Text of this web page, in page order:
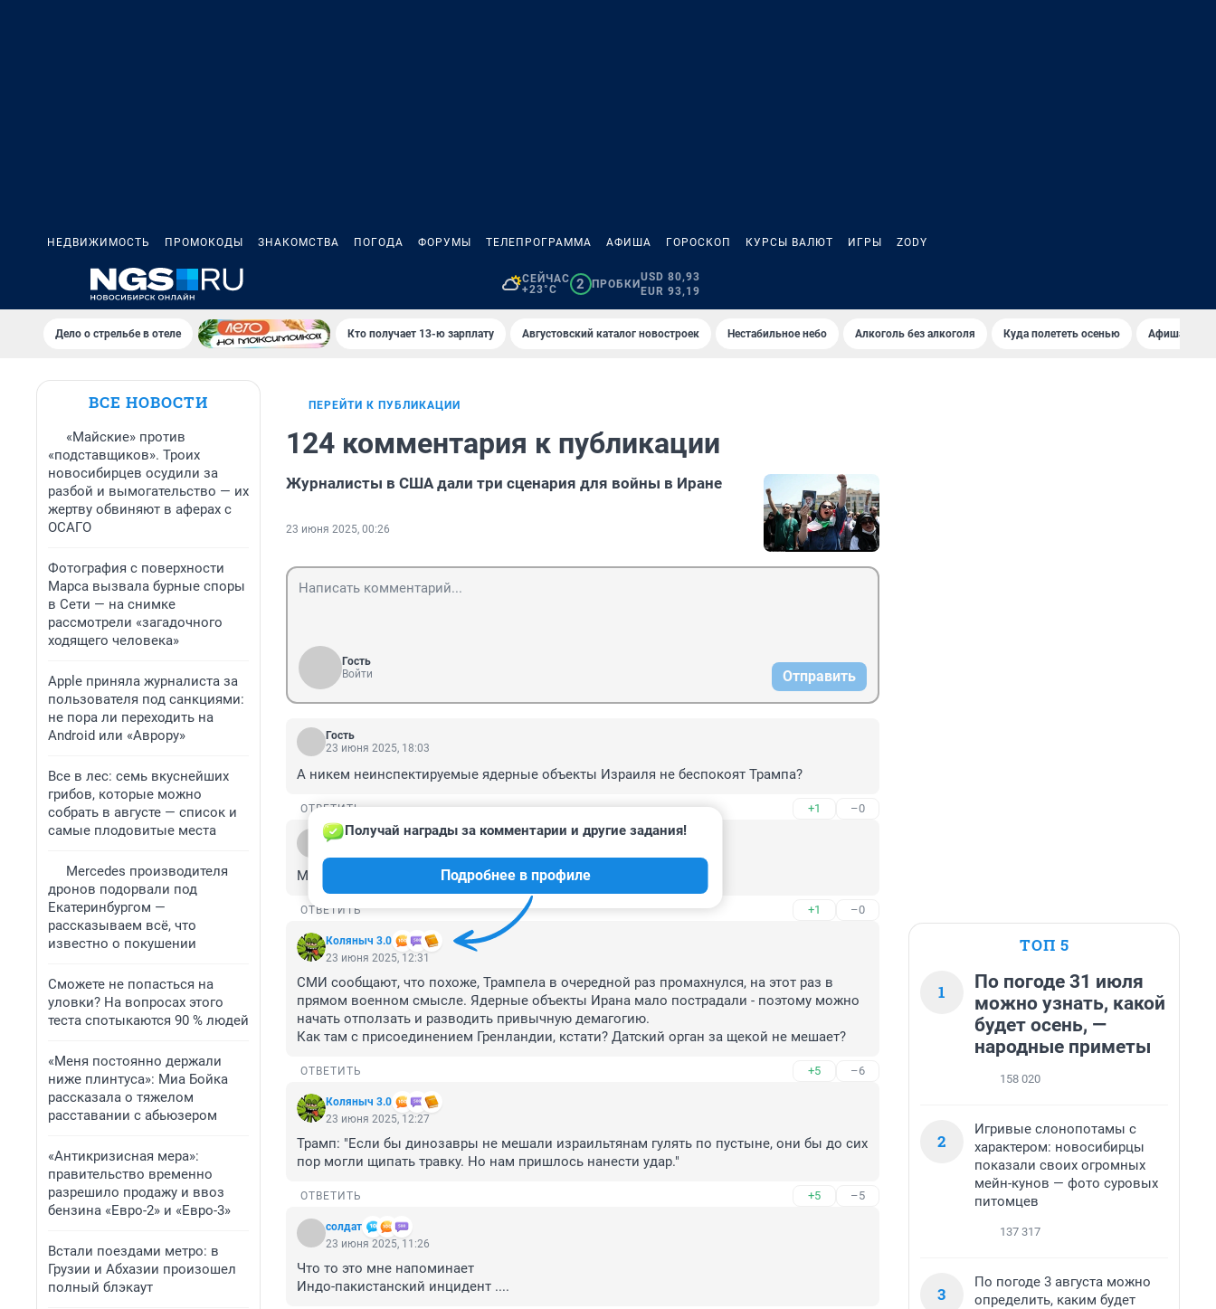
НЕДВИЖИМОСТЬ ПРОМОКОДЫ ЗНАКОМСТВА ПОГОДА ФОРУМЫ ТЕЛЕПРОГРАММА АФИША ГОРОСКОП КУРСЫ ВАЛЮТ ИГРЫ ZODY
СЕЙЧАС
+23°C
2 ПРОБКИ
USD 80,93
EUR 93,19
Дело о стрельбе в отеле Кто получает 13-ю зарплату Августовский каталог новостроек Нестабильное небо Алкоголь без алкоголя Куда полететь осенью Афиша на
ВСЕ НОВОСТИ
«Майские» против
«подставщиков». Троих
новосибирцев осудили за
разбой и вымогательство — их
жертву обвиняют в аферах с
ОСАГО
Фотография с поверхности
Марса вызвала бурные споры
в Сети — на снимке
рассмотрели «загадочного
ходящего человека»
Apple приняла журналиста за
пользователя под санкциями:
не пора ли переходить на
Android или «Аврору»
Все в лес: семь вкуснейших
грибов, которые можно
собрать в августе — список и
самые плодовитые места
Mercedes производителя
дронов подорвали под
Екатеринбургом —
рассказываем всё, что
известно о покушении
Сможете не попасться на
уловки? На вопросах этого
теста спотыкаются 90 % людей
«Меня постоянно держали
ниже плинтуса»: Миа Бойка
рассказала о тяжелом
расставании с абьюзером
«Антикризисная мера»:
правительство временно
разрешило продажу и ввоз
бензина «Евро-2» и «Евро-3»
Встали поездами метро: в
Грузии и Абхазии произошел
полный блэкаут
ПЕРЕЙТИ К ПУБЛИКАЦИИ
124 комментария к публикации
Журналисты в США дали три сценария для войны в Иране
23 июня 2025, 00:26
Гость
Войти
Отправить
Гость
23 июня 2025, 18:03
А никем неинспектируемые ядерные объекты Израиля не беспокоят Трампа?
ОТВЕТИТЬ +1 –0
Гость
Может Трамп прекратит лезть не в свое дело
ОТВЕТИТЬ +1 –0
Коляныч 3.0
Получай награды за комментарии и другие задания!
Подробнее в профиле
23 июня 2025, 12:31
СМИ сообщают, что похоже, Трампела в очередной раз промахнулся, на этот раз в
прямом военном смысле. Ядерные объекты Ирана мало пострадали - поэтому можно
начать отползать и разводить привычную демагогию.
Как там с присоединением Гренландии, кстати? Датский орган за щекой не мешает?
ОТВЕТИТЬ +5 –6
Коляныч 3.0
23 июня 2025, 12:27
Трамп: "Если бы динозавры не мешали израильтянам гулять по пустыне, они бы до сих
пор могли щипать травку. Но нам пришлось нанести удар."
ОТВЕТИТЬ +5 –5
солдат
23 июня 2025, 11:26
Что то это мне напоминает
Индо-пакистанский инцидент ....
ТОП 5
1
По погоде 31 июля
можно узнать, какой
будет осень, —
народные приметы
158 020
2
Игривые слонопотамы с
характером: новосибирцы
показали своих огромных
мейн-кунов — фото суровых
питомцев
137 317
3
По погоде 3 августа можно
определить, каким будет